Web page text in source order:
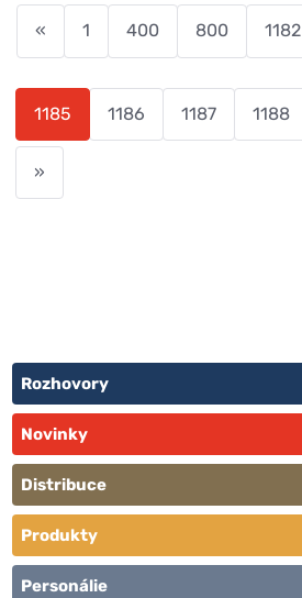
« 1 400 800 1182
1185 1186 1187 1188
»
Rozhovory
Novinky
Distribuce
Produkty
Personálie